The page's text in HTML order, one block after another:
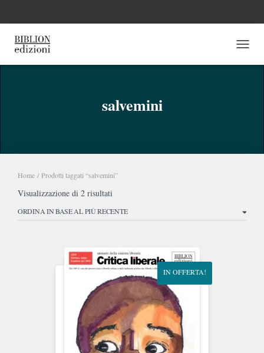
salvemini
Home / Prodotti taggati “salvemini”
Visualizzazione di 2 risultati
base
recente
IN OFFERTA!